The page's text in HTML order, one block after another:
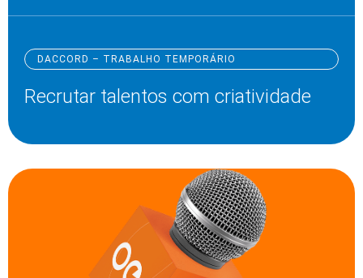
DACCORD – TRABALHO TEMPORÁRIO
Recrutar talentos com criatividade